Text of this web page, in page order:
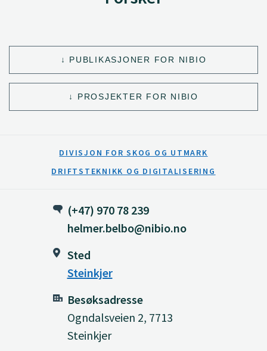
PUBLIKASJONER FOR NIBIO
PROSJEKTER FOR NIBIO
DIVISJON FOR SKOG OG UTMARK
DRIFTSTEKNIKK OG DIGITALISERING
(+47) 970 78 239
helmer.belbo@nibio.no
Sted
Steinkjer
Besøksadresse
Ogndalsveien 2, 7713
Steinkjer